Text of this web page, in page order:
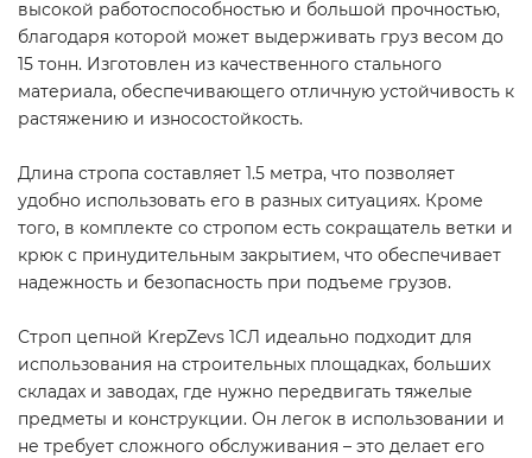
высокой работоспособностью и большой прочностью,
благодаря которой может выдерживать груз весом до
15 тонн. Изготовлен из качественного стального
материала, обеспечивающего отличную устойчивость к
растяжению и износостойкость.
Длина стропа составляет 1.5 метра, что позволяет
удобно использовать его в разных ситуациях. Кроме
того, в комплекте со стропом есть сокращатель ветки и
крюк с принудительным закрытием, что обеспечивает
надежность и безопасность при подъеме грузов.
Строп цепной KrepZevs 1СЛ идеально подходит для
использования на строительных площадках, больших
складах и заводах, где нужно передвигать тяжелые
предметы и конструкции. Он легок в использовании и
не требует сложного обслуживания – это делает его